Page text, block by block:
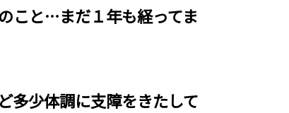
こと…まだ１年も経ってま
多少体調に支障をきたして